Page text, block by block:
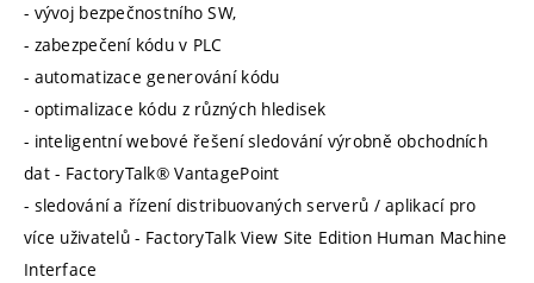
- vývoj bezpečnostního SW,
- zabezpečení kódu v PLC
- automatizace generování kódu
- optimalizace kódu z různých hledisek
- inteligentní webové řešení sledování výrobně obchodních
dat - FactoryTalk® VantagePoint
- sledování a řízení distribuovaných serverů / aplikací pro
více uživatelů - FactoryTalk View Site Edition Human Machine
Interface